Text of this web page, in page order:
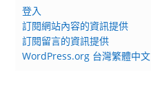
登入
訂閱網站內容的資訊提供
訂閱留言的資訊提供
WordPress.org 台灣繁體中文